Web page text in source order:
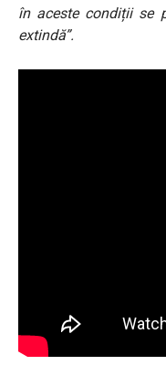
în aceste condiții se
extindă”.